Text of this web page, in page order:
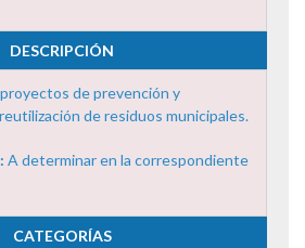
DESCRIPCIÓN
de prevención y
de residuos municipales.
A determinar en la correspondiente
CATEGORÍAS